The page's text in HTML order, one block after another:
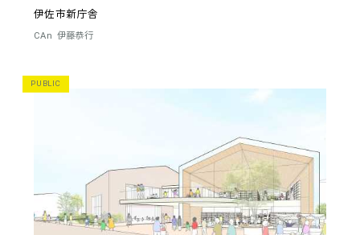
伊佐市新庁舎
CAn 伊藤恭行
PUBLIC